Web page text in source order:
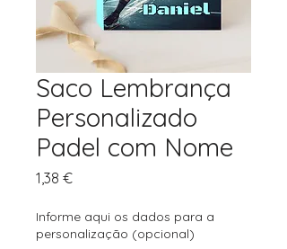
Saco Lembrança
Personalizado
Padel com Nome
1,38 €Preço
Informe aqui os dados para a
personalização (opcional)